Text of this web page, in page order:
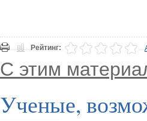
Рейтинг:
С этим
Ученые,